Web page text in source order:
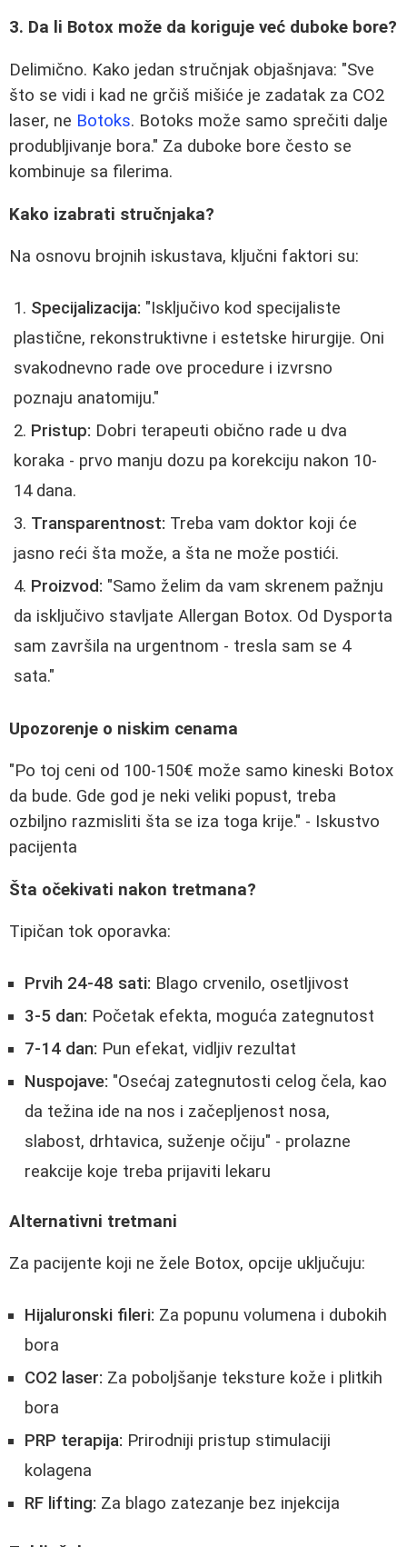
3. Da li Botox može da koriguje već duboke bore?
Delimično. Kako jedan stručnjak objašnjava: "Sve
što se vidi i kad ne grčiš mišiće je zadatak za CO2
laser, ne Botoks. Botoks može samo sprečiti dalje
produbljivanje bora." Za duboke bore često se
kombinuje sa filerima.
Kako izabrati stručnjaka?
Na osnovu brojnih iskustava, ključni faktori su:
Specijalizacija: "Isključivo kod specijaliste
plastične, rekonstruktivne i estetske hirurgije. Oni
svakodnevno rade ove procedure i izvrsno
poznaju anatomiju."
Pristup: Dobri terapeuti obično rade u dva
koraka - prvo manju dozu pa korekciju nakon 10-
14 dana.
Transparentnost: Treba vam doktor koji će
jasno reći šta može, a šta ne može postići.
Proizvod: "Samo želim da vam skrenem pažnju
da isključivo stavljate Allergan Botox. Od Dysporta
sam završila na urgentnom - tresla sam se 4
sata."
Upozorenje o niskim cenama
"Po toj ceni od 100-150€ može samo kineski Botox
da bude. Gde god je neki veliki popust, treba
ozbiljno razmisliti šta se iza toga krije." - Iskustvo
pacijenta
Šta očekivati nakon tretmana?
Tipičan tok oporavka:
Prvih 24-48 sati: Blago crvenilo, osetljivost
3-5 dan: Početak efekta, moguća zategnutost
7-14 dan: Pun efekat, vidljiv rezultat
Nuspojave: "Osećaj zategnutosti celog čela, kao
da težina ide na nos i začepljenost nosa,
slabost, drhtavica, suženje očiju" - prolazne
reakcije koje treba prijaviti lekaru
Alternativni tretmani
Za pacijente koji ne žele Botox, opcije uključuju:
Hijaluronski fileri: Za popunu volumena i dubokih
bora
CO2 laser: Za poboljšanje teksture kože i plitkih
bora
PRP terapija: Prirodniji pristup stimulaciji
kolagena
RF lifting: Za blago zatezanje bez injekcija